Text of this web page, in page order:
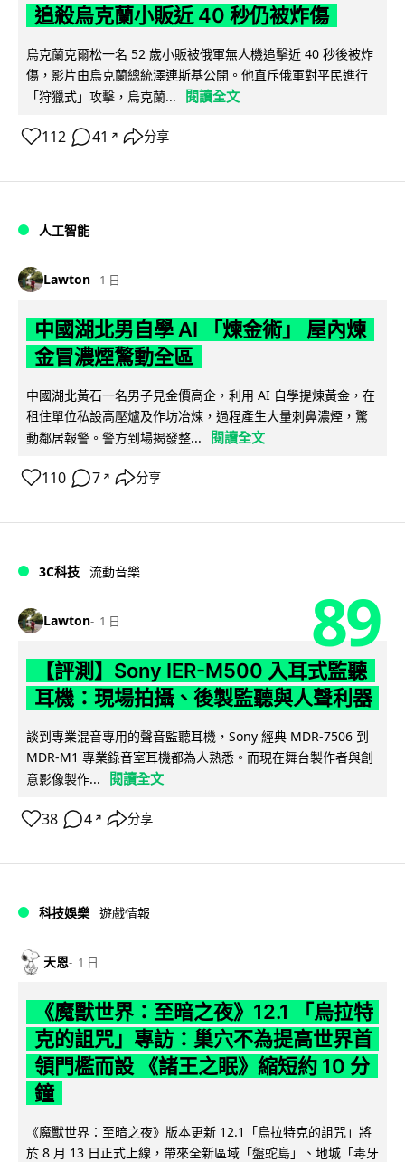
追殺烏克蘭小販近 40 秒仍被炸傷
烏克蘭克爾松一名 52 歲小販被俄軍無人機追擊近 40 秒後被炸
傷，影片由烏克蘭總統澤連斯基公開。他直斥俄軍對平民進行
「狩獵式」攻擊，烏克蘭...
閱讀全文
112 41 ↗ 分享
人工智能
Lawton 1 日
中國湖北男自學 AI 「煉金術」 屋內煉
金冒濃煙驚動全區
中國湖北黃石一名男子見金價高企，利用 AI 自學提煉黃金，在
租住單位私設高壓爐及作坊冶煉，過程產生大量刺鼻濃煙，驚
動鄰居報警。警方到場揭發整...
閱讀全文
110 7 ↗ 分享
3C科技 流動音樂
Lawton 1 日 89
【評測】Sony IER-M500 入耳式監聽
耳機：現場拍攝、後製監聽與人聲利器
談到專業混音專用的聲音監聽耳機，Sony 經典 MDR-7506 到
MDR-M1 專業錄音室耳機都為人熟悉。而現在舞台製作者與創
意影像製作...
閱讀全文
38 4 ↗ 分享
科技娛樂 遊戲情報
天恩 1 日
《魔獸世界：至暗之夜》12.1 「烏拉特
克的詛咒」專訪：巢穴不為提高世界首
領門檻而設 《諸王之眠》縮短約 10 分
鐘
《魔獸世界：至暗之夜》版本更新 12.1「烏拉特克的詛咒」將
於 8 月 13 日正式上線，帶來全新區域「盤蛇島」、地城「毒牙